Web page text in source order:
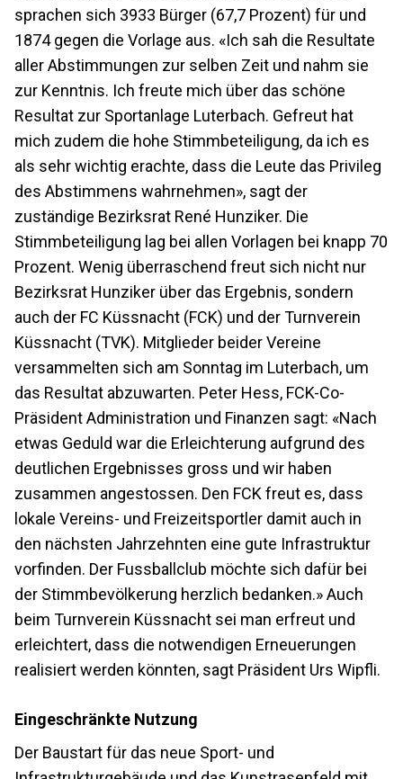
sprachen sich 3933 Bürger (67,7 Prozent) für und
1874 gegen die Vorlage aus. «Ich sah die Resultate
aller Abstimmungen zur selben Zeit und nahm sie
zur Kenntnis. Ich freute mich über das schöne
Resultat zur Sportanlage Luterbach. Gefreut hat
mich zudem die hohe Stimmbeteiligung, da ich es
als sehr wichtig erachte, dass die Leute das Privileg
des Abstimmens wahrnehmen», sagt der
zuständige Bezirksrat René Hunziker. Die
Stimmbeteiligung lag bei allen Vorlagen bei knapp 70
Prozent. Wenig überraschend freut sich nicht nur
Bezirksrat Hunziker über das Ergebnis, sondern
auch der FC Küssnacht (FCK) und der Turnverein
Küssnacht (TVK). Mitglieder beider Vereine
versammelten sich am Sonntag im Luterbach, um
das Resultat abzuwarten. Peter Hess, FCK-Co-
Präsident Administration und Finanzen sagt: «Nach
etwas Geduld war die Erleichterung aufgrund des
deutlichen Ergebnisses gross und wir haben
zusammen angestossen. Den FCK freut es, dass
lokale Vereins- und Freizeitsportler damit auch in
den nächsten Jahrzehnten eine gute Infrastruktur
vorfinden. Der Fussballclub möchte sich dafür bei
der Stimmbevölkerung herzlich bedanken.» Auch
beim Turnverein Küssnacht sei man erfreut und
erleichtert, dass die notwendigen Erneuerungen
realisiert werden könnten, sagt Präsident Urs Wipfli.
Eingeschränkte Nutzung
Der Baustart für das neue Sport- und